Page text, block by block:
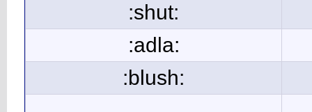
:shut:
:adla:
:blush: